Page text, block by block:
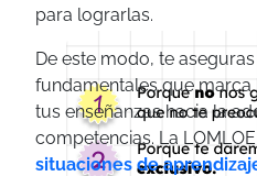
para lograrlas.
De este modo, te
fundamentales que marca
tus enseñanzas hacia la
competencias. La
situaciones de